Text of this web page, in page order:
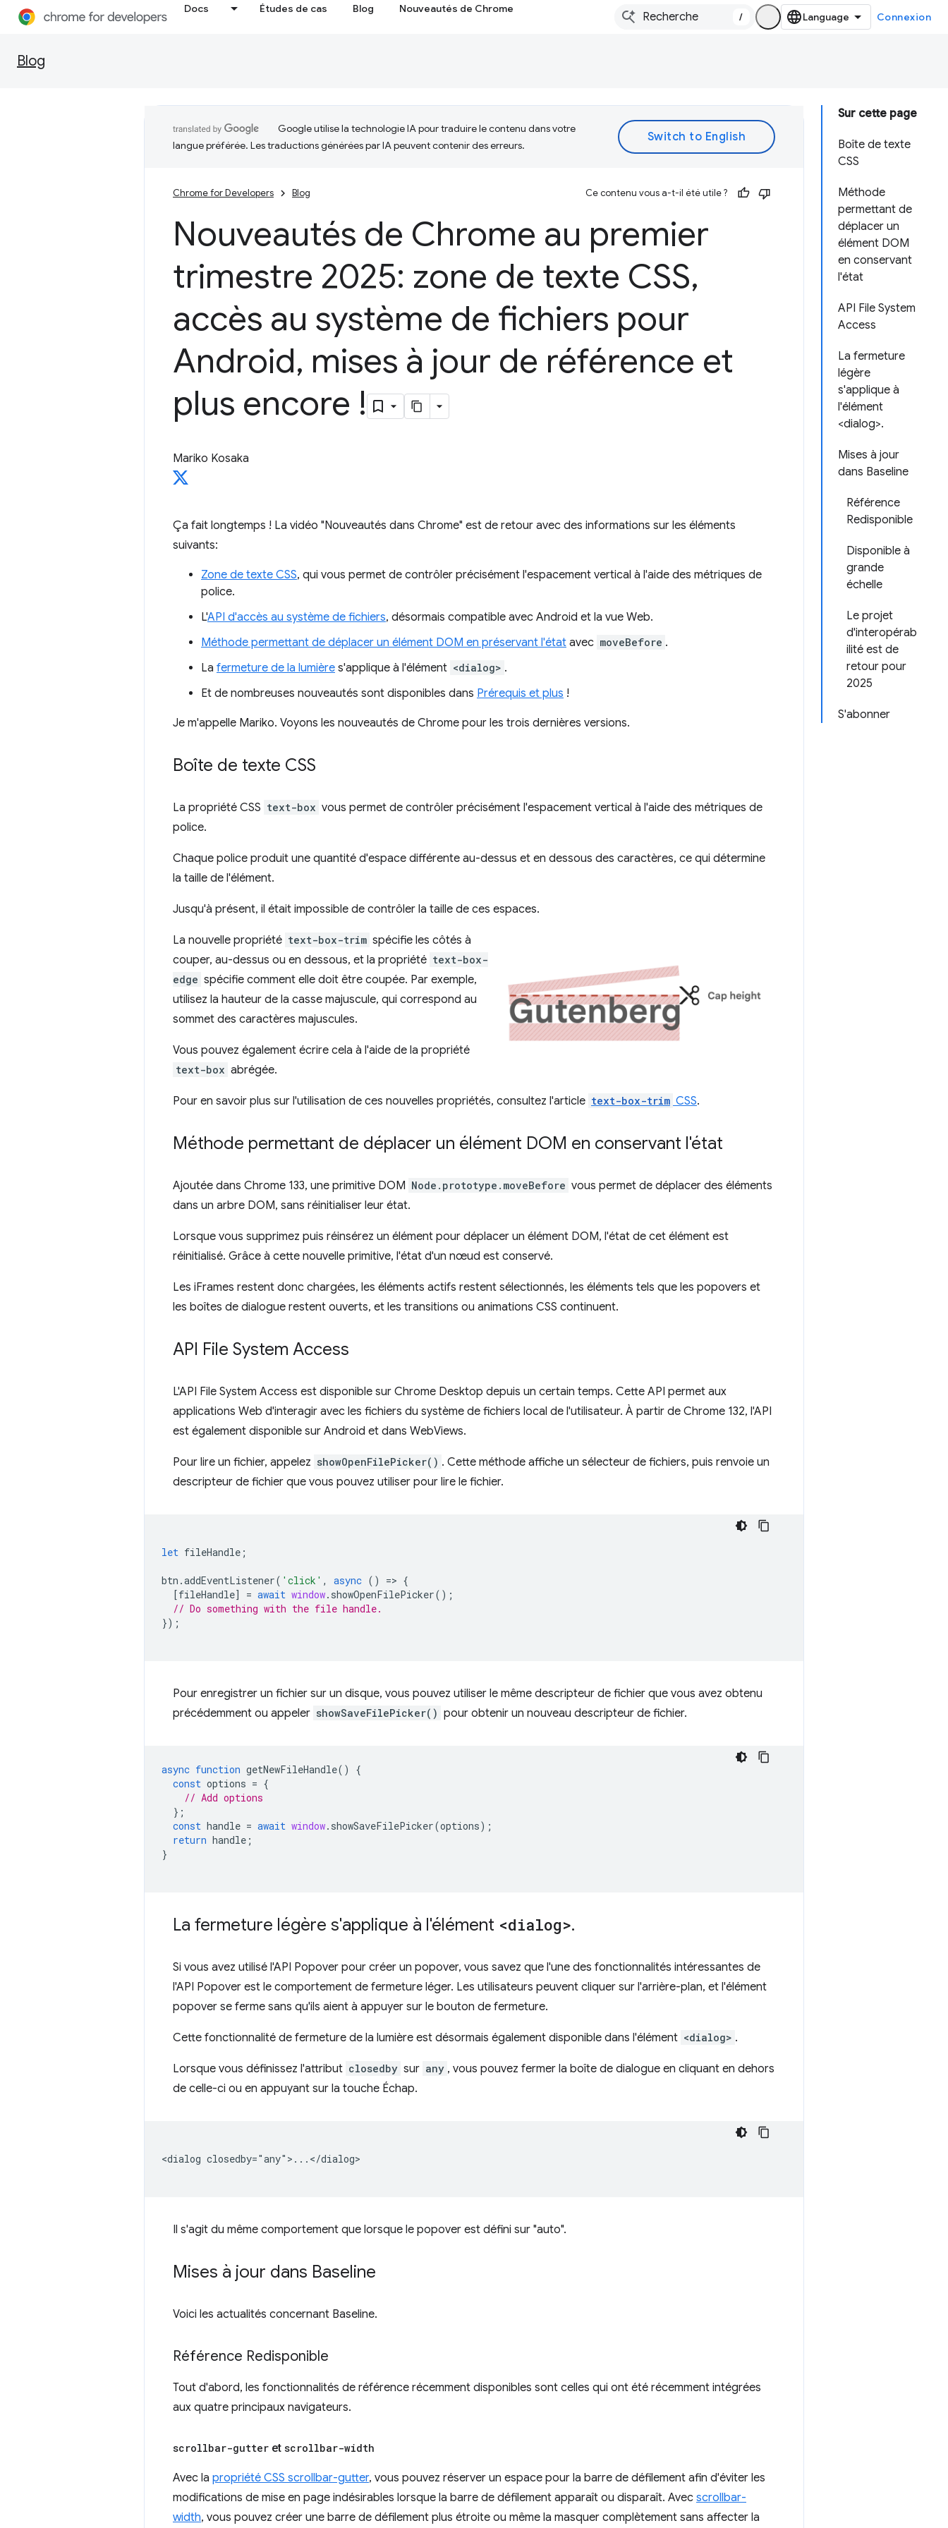
Docs Études de cas Blog Nouveautés de Chrome
/ Connexion
Blog
Sur cette page
Boîte de texte
CSS
Méthode
permettant de
déplacer un
élément DOM
en conservant
l'état
API File System
Access
La fermeture
légère
s'applique à
l'élément
<dialog>.
Mises à jour
dans Baseline
Référence
Redisponible
Disponible à
grande
échelle
Le projet
d'interopérab
ilité est de
retour pour
2025
S'abonner
Google utilise la technologie IA pour traduire le contenu dans votre
langue préférée. Les traductions générées par IA peuvent contenir des erreurs.
Chrome for Developers Blog Ce contenu vous a-t-il été utile ?
Nouveautés de Chrome au premier
trimestre 2025: zone de texte CSS,
accès au système de fichiers pour
Android, mises à jour de référence et
plus encore !
Mariko Kosaka
Ça fait longtemps ! La vidéo "Nouveautés dans Chrome" est de retour avec des informations sur les éléments
suivants:
Zone de texte CSS, qui vous permet de contrôler précisément l'espacement vertical à l'aide des métriques de
police.
L'API d'accès au système de fichiers, désormais compatible avec Android et la vue Web.
Méthode permettant de déplacer un élément DOM en préservant l'état avec moveBefore .
La fermeture de la lumière s'applique à l'élément <dialog> .
Et de nombreuses nouveautés sont disponibles dans Prérequis et plus !
Je m'appelle Mariko. Voyons les nouveautés de Chrome pour les trois dernières versions.
Boîte de texte CSS
La propriété CSS text-box vous permet de contrôler précisément l'espacement vertical à l'aide des métriques de
police.
Chaque police produit une quantité d'espace différente au-dessus et en dessous des caractères, ce qui détermine
la taille de l'élément.
Jusqu'à présent, il était impossible de contrôler la taille de ces espaces.
La nouvelle propriété text-box-trim spécifie les côtés à
couper, au-dessus ou en dessous, et la propriété text-box-
edge spécifie comment elle doit être coupée. Par exemple,
utilisez la hauteur de la casse majuscule, qui correspond au
sommet des caractères majuscules.
Vous pouvez également écrire cela à l'aide de la propriété
text-box abrégée.
Pour en savoir plus sur l'utilisation de ces nouvelles propriétés, consultez l'article text-box-trim CSS.
Méthode permettant de déplacer un élément DOM en conservant l'état
Ajoutée dans Chrome 133, une primitive DOM Node.prototype.moveBefore vous permet de déplacer des éléments
dans un arbre DOM, sans réinitialiser leur état.
Lorsque vous supprimez puis réinsérez un élément pour déplacer un élément DOM, l'état de cet élément est
réinitialisé. Grâce à cette nouvelle primitive, l'état d'un nœud est conservé.
Les iFrames restent donc chargées, les éléments actifs restent sélectionnés, les éléments tels que les popovers et
les boîtes de dialogue restent ouverts, et les transitions ou animations CSS continuent.
API File System Access
L'API File System Access est disponible sur Chrome Desktop depuis un certain temps. Cette API permet aux
applications Web d'interagir avec les fichiers du système de fichiers local de l'utilisateur. À partir de Chrome 132, l'API
est également disponible sur Android et dans WebViews.
Pour lire un fichier, appelez showOpenFilePicker() . Cette méthode affiche un sélecteur de fichiers, puis renvoie un
descripteur de fichier que vous pouvez utiliser pour lire le fichier.
let fileHandle ;
btn .addEventListener( 'click' , async () => {
[fileHandle] = await window. showOpenFilePicker();
// Do something with the file handle.
});
Pour enregistrer un fichier sur un disque, vous pouvez utiliser le même descripteur de fichier que vous avez obtenu
précédemment ou appeler showSaveFilePicker() pour obtenir un nouveau descripteur de fichier.
async function getNewFileHandle()
{
const options = {
// Add options
};
const handle = await window. showSaveFilePicker(options);
return handle ;
}
La fermeture légère s'applique à l'élément <dialog>.
Si vous avez utilisé l'API Popover pour créer un popover, vous savez que l'une des fonctionnalités intéressantes de
l'API Popover est le comportement de fermeture léger. Les utilisateurs peuvent cliquer sur l'arrière-plan, et l'élément
popover se ferme sans qu'ils aient à appuyer sur le bouton de fermeture.
Cette fonctionnalité de fermeture de la lumière est désormais également disponible dans l'élément <dialog> .
Lorsque vous définissez l'attribut closedby sur any , vous pouvez fermer la boîte de dialogue en cliquant en dehors
de celle-ci ou en appuyant sur la touche Échap.
<dialog closedby="any">...</dialog>
Il s'agit du même comportement que lorsque le popover est défini sur "auto".
Mises à jour dans Baseline
Voici les actualités concernant Baseline.
Référence Redisponible
Tout d'abord, les fonctionnalités de référence récemment disponibles sont celles qui ont été récemment intégrées
aux quatre principaux navigateurs.
scrollbar-gutter et scrollbar-width
Avec la propriété CSS scrollbar-gutter, vous pouvez réserver un espace pour la barre de défilement afin d'éviter les
modifications de mise en page indésirables lorsque la barre de défilement apparaît ou disparaît. Avec scrollbar-
width, vous pouvez créer une barre de défilement plus étroite ou même la masquer complètement sans affecter la